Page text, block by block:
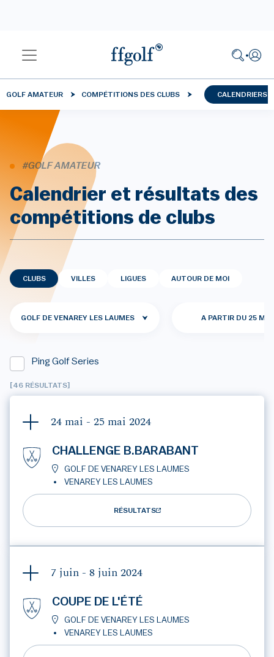
GOLF AMATEUR COMPÉTITIONS DES CLUBS CALENDRIERS
#GOLF AMATEUR
Calendrier et résultats des
compétitions de clubs
CLUBS VILLES LIGUES AUTOUR DE MOI
GOLF DE VENAREY LES LAUMES A PARTIR DU 25
Ping Golf Series
[46 RÉSULTATS]
24 mai - 25 mai 2024
CHALLENGE B.BARABANT
GOLF DE VENAREY LES LAUMES
VENAREY LES LAUMES
RÉSULTATS
7 juin - 8 juin 2024
COUPE DE L'ÉTÉ
GOLF DE VENAREY LES LAUMES
VENAREY LES LAUMES